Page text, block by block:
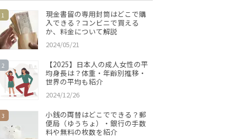
1
現金書留の専用封筒はどこで購
入できる？コンビニで買える
か、料金について解説
2024/05/21
2
【2025】日本人の成人女性の平
均身長は？体重・年齢別推移・
世界の平均も紹介
2024/12/26
3
小銭の両替はどこでできる？郵
便局（ゆうちょ）・銀行の手数
料や無料の枚数を紹介